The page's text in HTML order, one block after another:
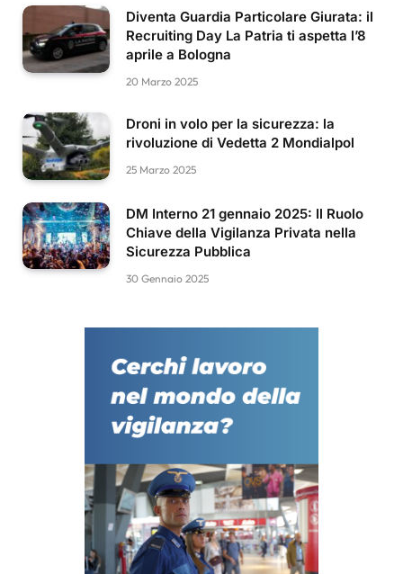
Diventa Guardia Particolare Giurata: il
Recruiting Day La Patria ti aspetta l’8
aprile a Bologna
20 Marzo 2025
Droni in volo per la sicurezza: la
rivoluzione di Vedetta 2 Mondialpol
25 Marzo 2025
DM Interno 21 gennaio 2025: Il Ruolo
Chiave della Vigilanza Privata nella
Sicurezza Pubblica
30 Gennaio 2025